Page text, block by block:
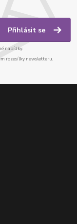
Přihlásit se
nabídky.
rozesílky newsletteru.